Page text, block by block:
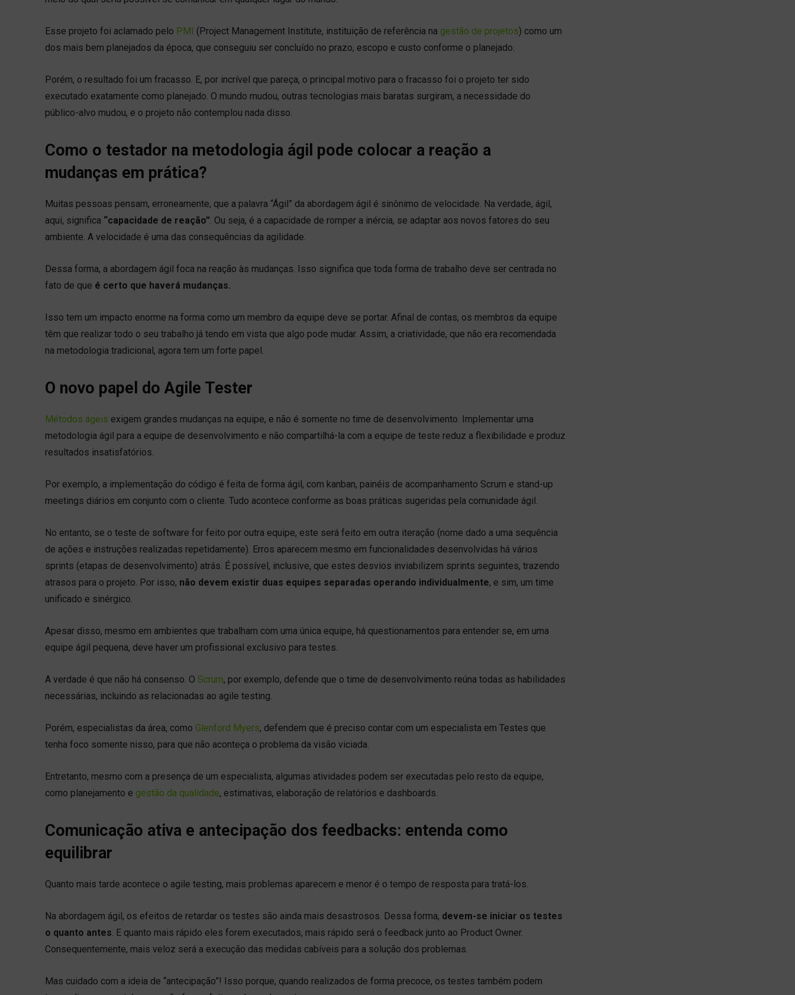
Esse projeto foi aclamado pelo PMI (Project Management Institute, instituição de referência na gestão de projetos) como um
dos mais bem planejados da época, que conseguiu ser concluído no prazo, escopo e custo conforme o planejado.
Porém, o resultado foi um fracasso. E, por incrível que pareça, o principal motivo para o fracasso foi o projeto ter sido
executado exatamente como planejado. O mundo mudou, outras tecnologias mais baratas surgiram, a necessidade do
público-alvo mudou, e o projeto não contemplou nada disso.
Como o testador na metodologia ágil pode colocar a reação a
mudanças em prática?
Muitas pessoas pensam, erroneamente, que a palavra “Ágil” da abordagem ágil é sinônimo de velocidade. Na verdade, ágil,
aqui, significa “capacidade de reação” . Ou seja, é a capacidade de romper a inércia, se adaptar aos novos fatores do seu
ambiente. A velocidade é uma das consequências da agilidade.
Dessa forma, a abordagem ágil foca na reação às mudanças. Isso significa que toda forma de trabalho deve ser centrada no
fato de que é certo que haverá mudanças.
Isso tem um impacto enorme na forma como um membro da equipe deve se portar. Afinal de contas, os membros da equipe
têm que realizar todo o seu trabalho já tendo em vista que algo pode mudar. Assim, a criatividade, que não era recomendada
na metodologia tradicional, agora tem um forte papel.
O novo papel do Agile Tester
Métodos ágeis exigem grandes mudanças na equipe, e não é somente no time de desenvolvimento. Implementar uma
metodologia ágil para a equipe de desenvolvimento e não compartilhá-la com a equipe de teste reduz a flexibilidade e produz
resultados insatisfatórios.
Por exemplo, a implementação do código é feita de forma ágil, com kanban, painéis de acompanhamento Scrum e stand-up
meetings diários em conjunto com o cliente. Tudo acontece conforme as boas práticas sugeridas pela comunidade ágil.
No entanto, se o teste de software for feito por outra equipe, este será feito em outra iteração (nome dado a uma sequência
de ações e instruções realizadas repetidamente). Erros aparecem mesmo em funcionalidades desenvolvidas há vários
sprints (etapas de desenvolvimento) atrás. É possível, inclusive, que estes desvios inviabilizem sprints seguintes, trazendo
atrasos para o projeto. Por isso, não devem existir duas equipes separadas operando individualmente, e sim, um time
unificado e sinérgico.
Apesar disso, mesmo em ambientes que trabalham com uma única equipe, há questionamentos para entender se, em uma
equipe ágil pequena, deve haver um profissional exclusivo para testes.
A verdade é que não há consenso. O Scrum, por exemplo, defende que o time de desenvolvimento reúna todas as habilidades
necessárias, incluindo as relacionadas ao agile testing.
Porém, especialistas da área, como Glenford Myers, defendem que é preciso contar com um especialista em Testes que
tenha foco somente nisso, para que não aconteça o problema da visão viciada.
Entretanto, mesmo com a presença de um especialista, algumas atividades podem ser executadas pelo resto da equipe,
como planejamento e gestão da qualidade, estimativas, elaboração de relatórios e dashboards.
Comunicação ativa e antecipação dos feedbacks: entenda como
equilibrar
Quanto mais tarde acontece o agile testing, mais problemas aparecem e menor é o tempo de resposta para tratá-los.
Na abordagem ágil, os efeitos de retardar os testes são ainda mais desastrosos. Dessa forma, devem-se iniciar os testes
o quanto antes . E quanto mais rápido eles forem executados, mais rápido será o feedback junto ao Product Owner.
Consequentemente, mais veloz será a execução das medidas cabíveis para a solução dos problemas.
Mas cuidado com a ideia de “antecipação”! Isso porque, quando realizados de forma precoce, os testes também podem